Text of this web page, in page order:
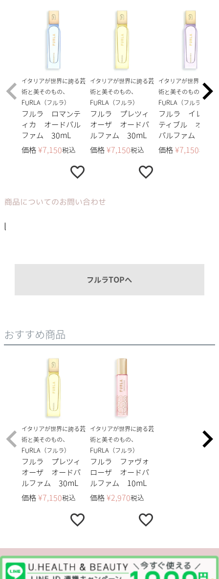
イタリアが世界に誇る芸
術と美そのもの、
FURLA（フルラ）
フルラ ロマンテ
ィカ オードパル
ファム 30mL
価格 ¥7,150税込
イタリアが世界に誇る芸
術と美そのもの、
FURLA（フルラ）
フルラ プレツィ
オーザ オードパ
ルファム 30mL
価格 ¥7,150税込
イタリアが世界に誇る
術と美そのもの、
FURLA（フルラ）
フルラ イレジス
ティブル オード
パルファム
価格 ¥7,150税込
商品についてのお問い合わせ
l
フルラTOPへ
おすすめ商品
イタリアが世界に誇る芸
術と美そのもの、
FURLA（フルラ）
フルラ プレツィ
オーザ オードパ
ルファム 30mL
価格 ¥7,150税込
イタリアが世界に誇る芸
術と美そのもの、
FURLA（フルラ）
フルラ ファヴォ
ローザ オードパ
ルファム 10mL
価格 ¥2,970税込